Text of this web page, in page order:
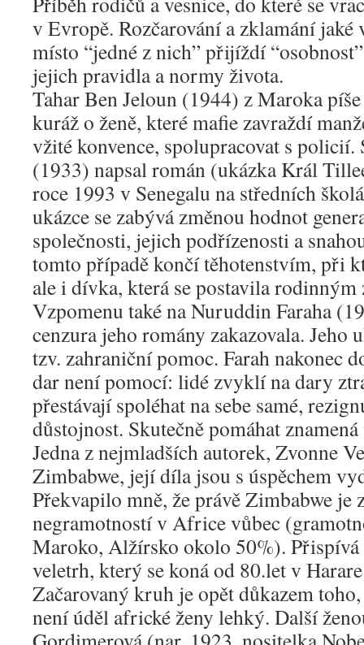
v Evropě. Rozčarování a zklamání
místo “jedné z nich” přijíždí
jejich pravidla a normy života.
Tahar Ben Jeloun (1944) z Maroka
kuráž o ženě, které mafie zavraždí
vžité konvence, spolupracovat s
(1933) napsal román (ukázka Král
roce 1993 v Senegalu na středních
ukázce se zabývá změnou hodnot
společnosti, jejich podřízenosti a
tomto případě končí těhotenstvím, při
ale i dívka, která se postavila
Vzpomenu také na Nuruddin Faraha
cenzura jeho romány zakazovala. Jeho
tzv. zahraniční pomoc. Farah nakonec
dar není pomocí: lidé zvyklí na dary
přestávají spoléhat na sebe samé,
důstojnost. Skutečně pomáhat
Jedna z nejmladších autorek, Zvonne
Zimbabwe, její díla jsou s úspěchem
Překvapilo mně, že právě Zimbabwe je
negramotností v Africe vůbec
Maroko, Alžírsko okolo 50%).
veletrh, který se koná od 80.let v
Začarovaný kruh je opět důkazem
není úděl africké ženy lehký. Další